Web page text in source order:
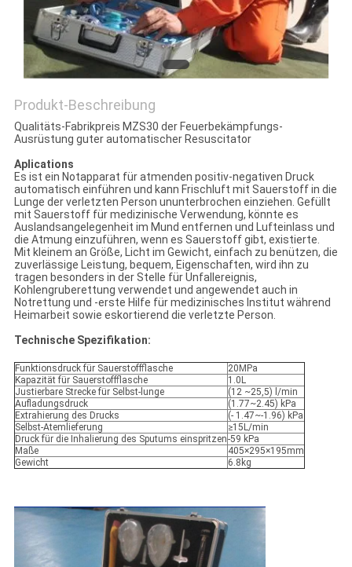
Produkt-Beschreibung
Qualitäts-Fabrikpreis MZS30 der Feuerbekämpfungs-
Ausrüstung guter automatischer Resuscitator
Aplications
Es ist ein Notapparat für atmenden positiv-negativen Druck
automatisch einführen und kann Frischluft mit Sauerstoff in die
Lunge der verletzten Person ununterbrochen einziehen. Gefüllt
mit Sauerstoff für medizinische Verwendung, könnte es
Auslandsangelegenheit im Mund entfernen und Lufteinlass und
die Atmung einzuführen, wenn es Sauerstoff gibt, existierte.
Mit kleinem an Größe, Licht im Gewicht, einfach zu benützen, die
zuverlässige Leistung, bequem, Eigenschaften, wird ihn zu
tragen besonders in der Stelle für Unfallereignis,
Kohlengruberettung verwendet und angewendet auch in
Notrettung und -erste Hilfe für medizinisches Institut während
Heimarbeit sowie eskortierend die verletzte Person.
Technische Spezifikation:
Funktionsdruck für Sauerstoffflasche
20MPa
Kapazität für Sauerstoffflasche
1.0L
Justierbare Strecke für Selbst-lunge
(12 ~25,5) l/min
Aufladungsdruck
(1.77~2.45) kPa
Extrahierung des Drucks
(- 1.47~-1.96) kPa
Selbst-Atemlieferung
≥15L/min
Druck für die Inhalierung des Sputums einspritzen-59 kPa
Maße
405×295×195mm
Gewicht
6.8kg